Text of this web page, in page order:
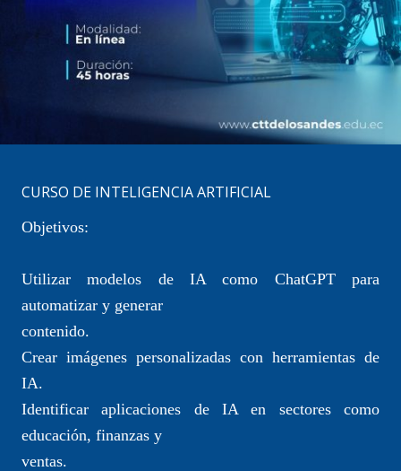
CURSO DE INTELIGENCIA ARTIFICIAL
Objetivos:
Utilizar modelos de IA como ChatGPT para
automatizar y generar
contenido.
Crear imágenes personalizadas con herramientas de
IA.
Identificar aplicaciones de IA en sectores como
educación, finanzas y
ventas.